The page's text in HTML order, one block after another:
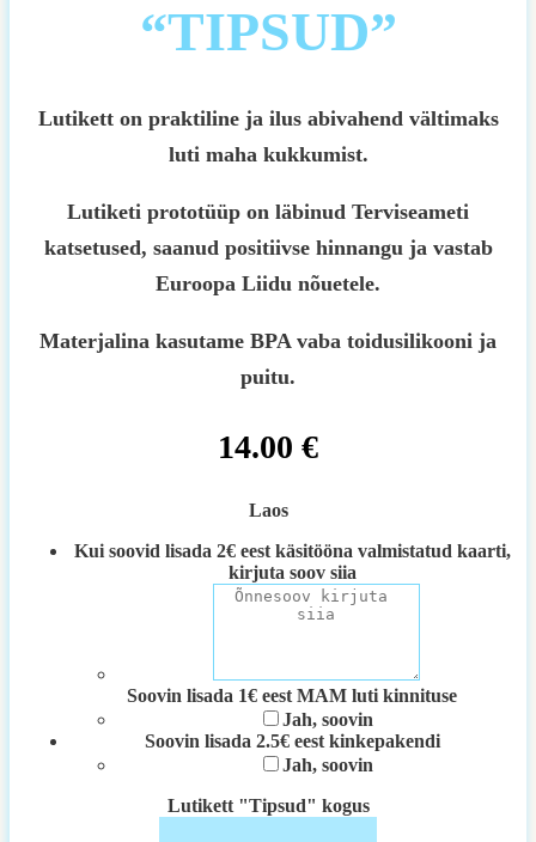
“TIPSUD”
Lutikett on praktiline ja ilus abivahend vältimaks
luti maha kukkumist.
Lutiketi prototüüp on läbinud Terviseameti
katsetused, saanud positiivse hinnangu ja vastab
Euroopa Liidu nõuetele.
Materjalina kasutame BPA vaba toidusilikooni ja
puitu.
14.00 €
Laos
Kui soovid lisada 2€ eest käsitööna valmistatud kaarti,
kirjuta soov siia
Soovin lisada 1€ eest MAM luti kinnituse
Jah, soovin
Soovin lisada 2.5€ eest kinkepakendi
Jah, soovin
Lutikett "Tipsud" kogus